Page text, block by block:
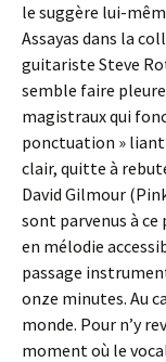
le suggère lui-
Assayas dans la
guitariste Steve
semble faire
magistraux qui
ponctuation » liant
clair, quitte à
David Gilmour
sont parvenus à
en mélodie
passage
onze minutes. Au
monde. Pour n’y
moment où le